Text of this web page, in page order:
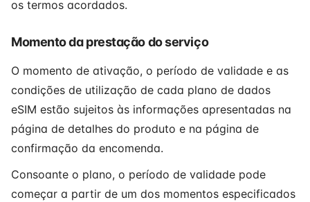
os termos acordados.
Momento da prestação do serviço
O momento de ativação, o período de validade e as
condições de utilização de cada plano de dados
eSIM estão sujeitos às informações apresentadas na
página de detalhes do produto e na página de
confirmação da encomenda.
Consoante o plano, o período de validade pode
começar a partir de um dos momentos especificados